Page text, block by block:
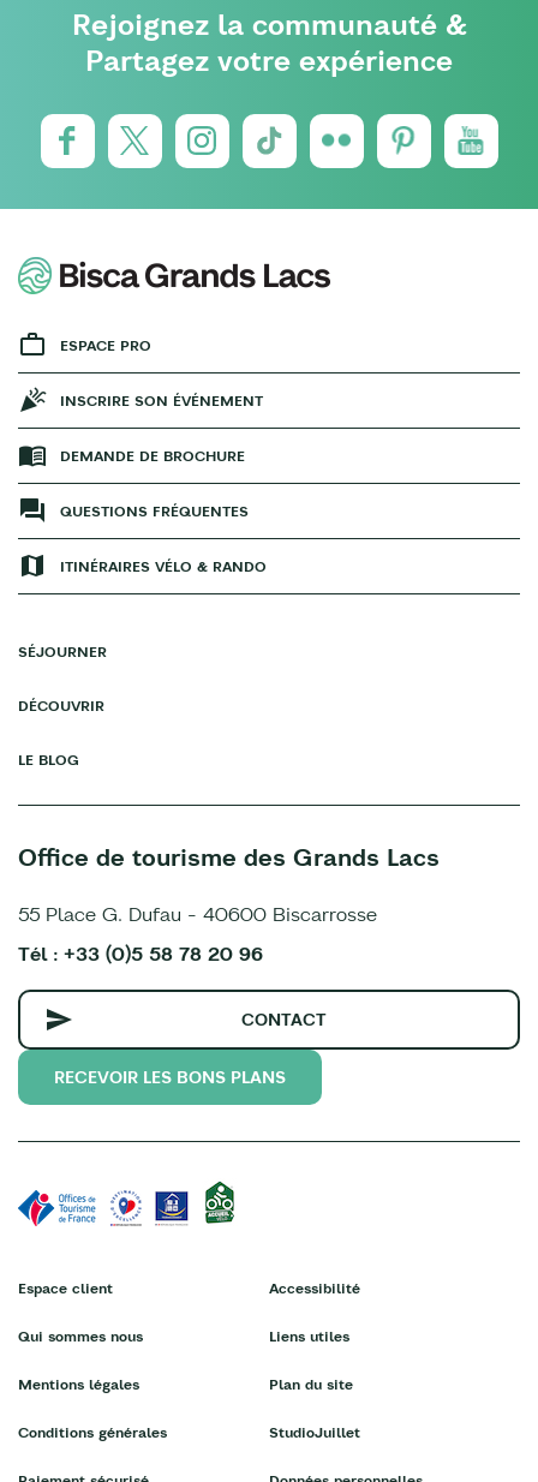
Rejoignez la communauté &
Partagez votre expérience
ESPACE PRO
INSCRIRE SON ÉVÉNEMENT
DEMANDE DE BROCHURE
QUESTIONS FRÉQUENTES
ITINÉRAIRES VÉLO & RANDO
SÉJOURNER
DÉCOUVRIR
LE BLOG
Office de tourisme des Grands Lacs
55 Place G. Dufau - 40600 Biscarrosse
Tél : +33 (0)5 58 78 20 96
CONTACT
RECEVOIR LES BONS PLANS
Espace client
Qui sommes nous
Mentions légales
Conditions générales
Accessibilité
Liens utiles
Plan du site
StudioJuillet